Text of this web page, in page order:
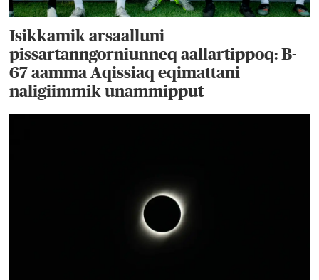
Isikkamik arsaalluni
pissartanngorniunneq aallartippoq: B-
67 aamma Aqissiaq eqimattani
naligiimmik unammipput